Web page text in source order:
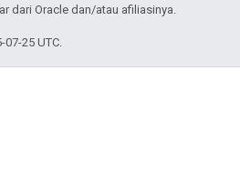
dari Oracle dan/atau afiliasinya.
25 UTC.